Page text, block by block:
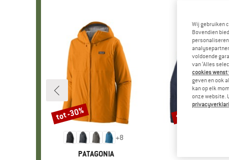
+8
MERK
PATAGONIA
Korting
tot -30% Korting
tot -32%
Wij gebruiken
Bovendien
voldoende
van ‘Alles
cookies wenst
geven en ook
kan op elk
onze website.